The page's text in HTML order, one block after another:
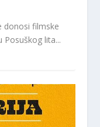
donosi filmske
Posuškog lita...